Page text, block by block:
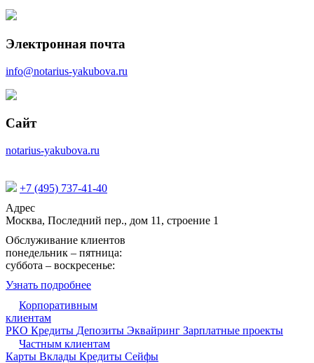
Электронная почта
info@notarius-yakubova.ru
Сайт
notarius-yakubova.ru
+7 (495) 737-41-40
Адрес
Москва, Последний пер., дом 11, строение 1
Обслуживание клиентов
понедельник – пятница:
суббота – воскресенье:
Узнать подробнее
Корпоративным
клиентам
РКО Кредиты Депозиты Эквайринг Зарплатные проекты
Частным клиентам
Карты Вклады Кредиты Сейфы